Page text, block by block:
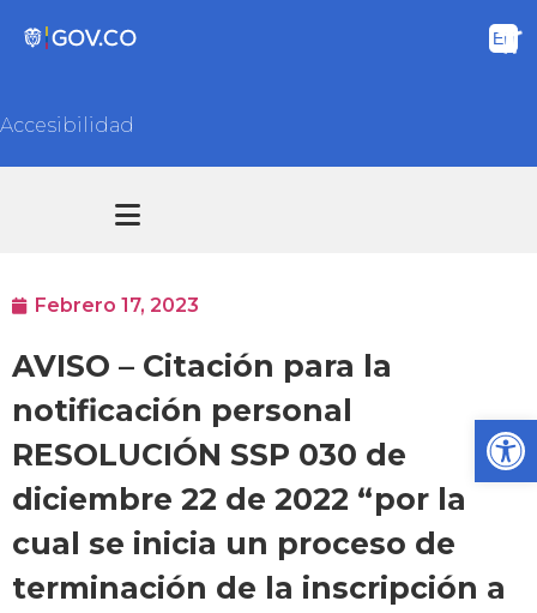
Accesibilidad
Febrero 17, 2023
AVISO – Citación para la
notificación personal
RESOLUCIÓN SSP 030 de
diciembre 22 de 2022 “por la
cual se inicia un proceso de
terminación de la inscripción a